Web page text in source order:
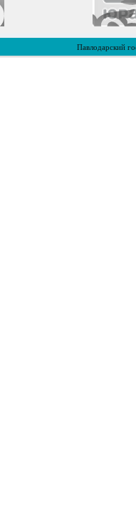
Павлодарский